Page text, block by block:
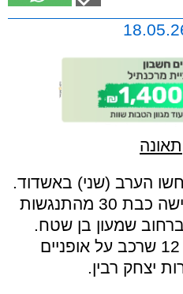
תאונה
הערב (שני) באשדוד.
לפני שעה קלה נפגעה אישה כבת 30 מהתנגשות
שמעון בן שטח.
מוקדם יותר נפגע ילד בן 12 שרכב על אופניים
יצחק רבין.